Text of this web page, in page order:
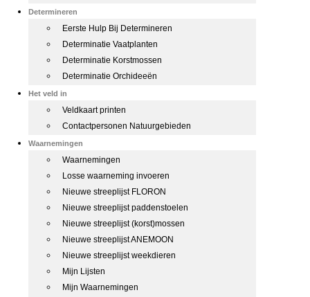
Determineren
Eerste Hulp Bij Determineren
Determinatie Vaatplanten
Determinatie Korstmossen
Determinatie Orchideeën
Het veld in
Veldkaart printen
Contactpersonen Natuurgebieden
Waarnemingen
Waarnemingen
Losse waarneming invoeren
Nieuwe streeplijst FLORON
Nieuwe streeplijst paddenstoelen
Nieuwe streeplijst (korst)mossen
Nieuwe streeplijst ANEMOON
Nieuwe streeplijst weekdieren
Mijn Lijsten
Mijn Waarnemingen